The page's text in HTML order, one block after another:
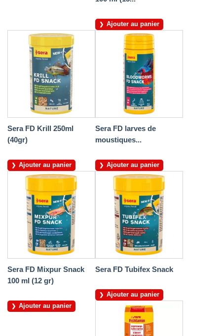
Ajouter au panier
Sera FD Krill 250ml
(40gr)
Ajouter au panier
Sera FD larves de
moustiques...
Ajouter au panier
Sera FD Mixpur Snack
100 ml (12 gr)
Ajouter au panier
Sera FD Tubifex Snack
Ajouter au panier